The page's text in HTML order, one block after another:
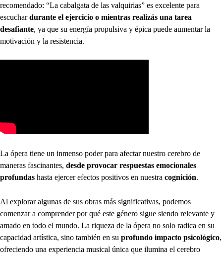
recomendado: “La cabalgata de las valquirias” es excelente para
escuchardurante el ejercicio o mientras realizás una tarea
desafiante, ya que su energía propulsiva y épica puede aumentar la
motivación y la resistencia.
La ópera tiene un inmenso poder para afectar nuestro cerebro de
maneras fascinantes, desde provocar respuestas emocionales
profundas hasta ejercer efectos positivos en nuestra cognición.
Al explorar algunas de sus obras más significativas, podemos
comenzar a comprender por qué este género sigue siendo relevante y
amado en todo el mundo. La riqueza de la ópera no solo radica en su
capacidad artística, sino también en su profundo impacto psicológico,
ofreciendo una experiencia musical única que ilumina el cerebro